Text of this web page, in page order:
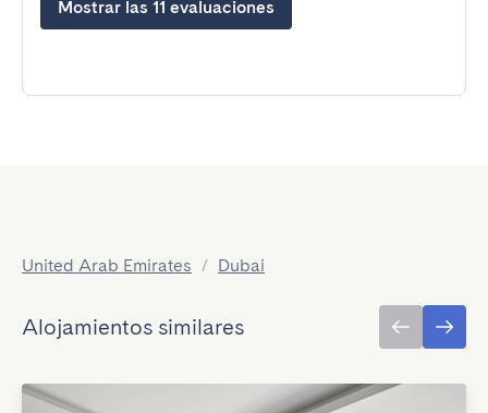
Mostrar las 11 evaluaciones
United Arab Emirates / Dubai
Alojamientos similares